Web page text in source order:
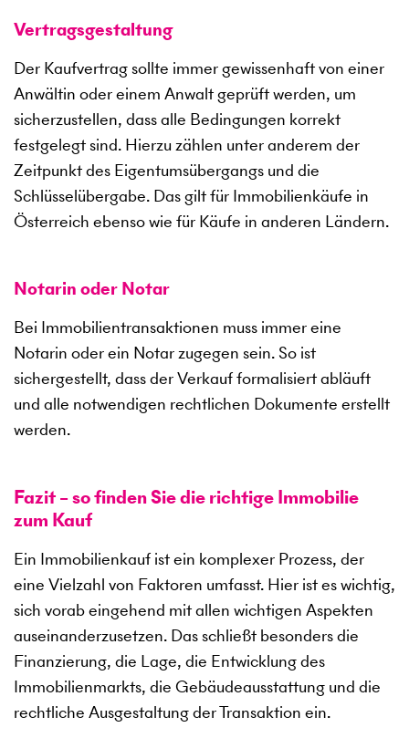
Vertragsgestaltung
Der Kaufvertrag sollte immer gewissenhaft von einer
Anwältin oder einem Anwalt geprüft werden, um
sicherzustellen, dass alle Bedingungen korrekt
festgelegt sind. Hierzu zählen unter anderem der
Zeitpunkt des Eigentumsübergangs und die
Schlüsselübergabe. Das gilt für Immobilienkäufe in
Österreich ebenso wie für Käufe in anderen Ländern.
Notarin oder Notar
Bei Immobilientransaktionen muss immer eine
Notarin oder ein Notar zugegen sein. So ist
sichergestellt, dass der Verkauf formalisiert abläuft
und alle notwendigen rechtlichen Dokumente erstellt
werden.
Fazit – so finden Sie die richtige Immobilie
zum Kauf
Ein Immobilienkauf ist ein komplexer Prozess, der
eine Vielzahl von Faktoren umfasst. Hier ist es wichtig,
sich vorab eingehend mit allen wichtigen Aspekten
auseinanderzusetzen. Das schließt besonders die
Finanzierung, die Lage, die Entwicklung des
Immobilienmarkts, die Gebäudeausstattung und die
rechtliche Ausgestaltung der Transaktion ein.